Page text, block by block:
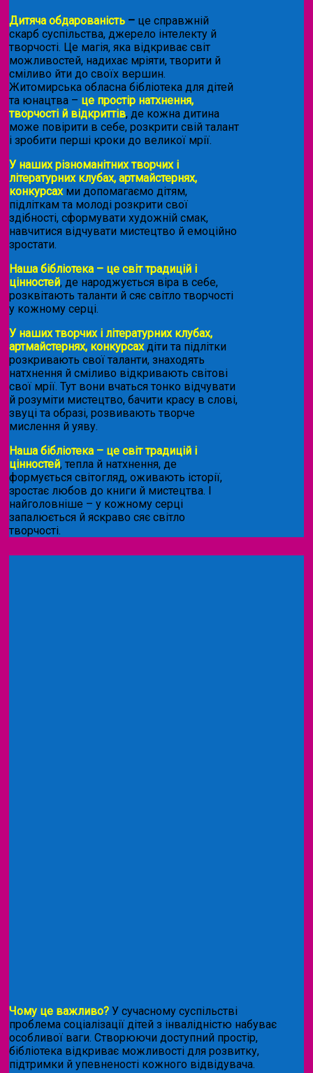
Дитяча обдарованість – це справжній
скарб суспільства, джерело інтелекту й
творчості. Це магія, яка відкриває світ
можливостей, надихає мріяти, творити й
сміливо йти до своїх вершин.
Житомирська обласна бібліотека для дітей
та юнацтва – це простір натхнення,
творчості й відкриттів, де кожна дитина
може повірити в себе, розкрити свій талант
і зробити перші кроки до великої мрії.
У наших різноманітних творчих і
літературних клубах, артмайстернях,
конкурсахми допомагаємо дітям,
підліткам та молоді розкрити свої
здібності, сформувати художній смак,
навчитися відчувати мистецтво й емоційно
зростати.
Наша бібліотека – це світ традицій і
цінностей, де народжується віра в себе,
розквітають таланти й сяє світло творчості
у кожному серці.
У наших творчих і літературних клубах,
артмайстернях, конкурсахдіти та підлітки
розкривають свої таланти, знаходять
натхнення й сміливо відкривають світові
свої мрії. Тут вони вчаться тонко відчувати
й розуміти мистецтво, бачити красу в слові,
звуці та образі, розвивають творче
мислення й уяву.
Наша бібліотека – це світ традицій і
цінностей, тепла й натхнення, де
формується світогляд, оживають історії,
зростає любов до книги й мистецтва. І
найголовніше – у кожному серці
запалюється й яскраво сяє світло
творчості.
Чому це важливо? У сучасному суспільстві
проблема соціалізації дітей з інвалідністю набуває
особливої ваги. Створюючи доступний простір,
бібліотека відкриває можливості для розвитку,
підтримки й упевненості кожного відвідувача.